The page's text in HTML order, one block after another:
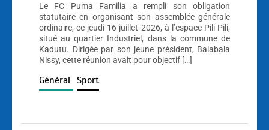
Le FC Puma Familia a rempli son obligation
statutaire en organisant son assemblée générale
ordinaire, ce jeudi 16 juillet 2026, à l’espace Pili Pili,
situé au quartier Industriel, dans la commune de
Kadutu. Dirigée par son jeune président, Balabala
Nissy, cette réunion avait pour objectif […]
Général Sport